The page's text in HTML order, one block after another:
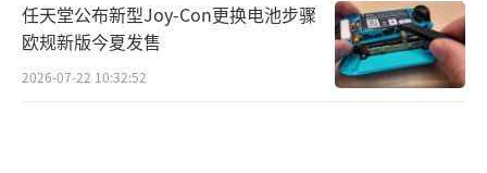
任天堂公布新型Joy-Con更换电池步骤
欧规新版今夏发售
2026-07-22 10:32:52